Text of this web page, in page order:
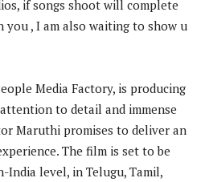
if songs shoot will complete
, I am also waiting to show u
Media Factory, is producing
to detail and immense
Maruthi promises to deliver an
The film is set to be
India level, in Telugu, Tamil,